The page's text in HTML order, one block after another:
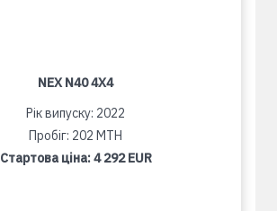
NEX N40 4X4
Рік випуску: 2022
Пробіг: 202 MTH
Стартова ціна:4 292 EUR